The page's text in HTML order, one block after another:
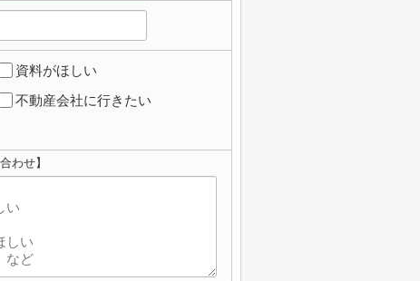
資料がほしい
不動産会社に行きたい
わせ】